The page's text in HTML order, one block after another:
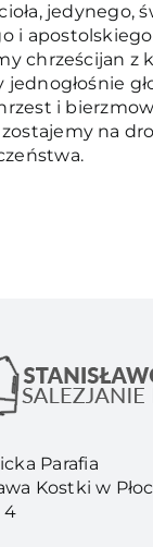
jedynego,
i
chrześcijan z
i
na
Parafia
Kostki w
4